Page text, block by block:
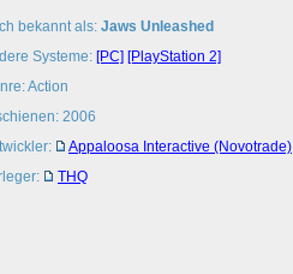
bekannt als: Jaws Unleashed
Systeme: [PC] [PlayStation 2]
Action
2006
Appaloosa Interactive (Novotrade)
THQ